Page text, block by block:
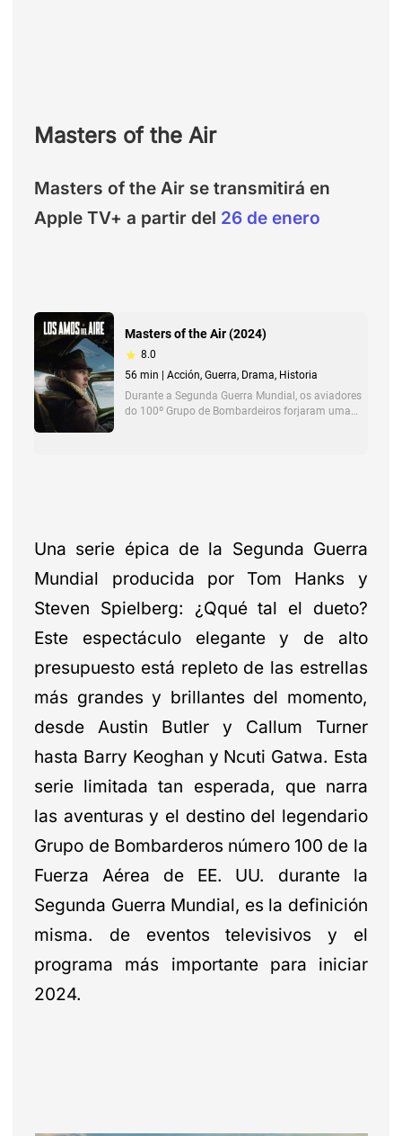
Masters of the Air
Masters of the Air se transmitirá en
Apple TV+ a partir del 26 de enero
Una serie épica de la Segunda Guerra
Mundial producida por Tom Hanks y
Steven Spielberg: ¿Qqué tal el dueto?
Este espectáculo elegante y de alto
presupuesto está repleto de las estrellas
más grandes y brillantes del momento,
desde Austin Butler y Callum Turner
hasta Barry Keoghan y Ncuti Gatwa. Esta
serie limitada tan esperada, que narra
las aventuras y el destino del legendario
Grupo de Bombarderos número 100 de la
Fuerza Aérea de EE. UU. durante la
Segunda Guerra Mundial, es la definición
misma. de eventos televisivos y el
programa más importante para iniciar
2024.